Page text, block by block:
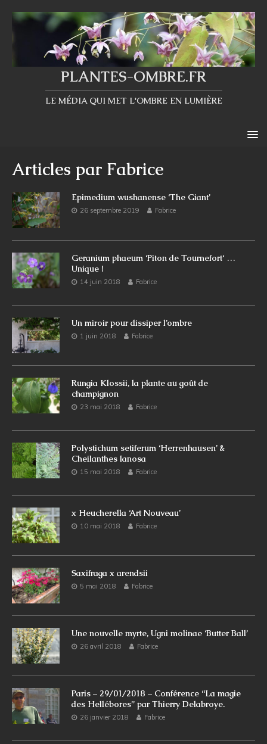
PLANTES-OMBRE.FR
LE MÉDIA QUI MET L'OMBRE EN LUMIÈRE
Articles par Fabrice
Epimedium wushanense ‘The Giant’
26 septembre 2019 Fabrice
Geranium phaeum ‘Piton de Tournefort‘ …
Unique !
14 juin 2018 Fabrice
Un miroir pour dissiper l’ombre
1 juin 2018 Fabrice
Rungia Klossii, la plante au goût de
champignon
23 mai 2018 Fabrice
Polystichum setiferum ‘Herrenhausen’ &
Cheilanthes lanosa
15 mai 2018 Fabrice
x Heucherella ‘Art Nouveau’
10 mai 2018 Fabrice
Saxifraga x arendsii
5 mai 2018 Fabrice
Une nouvelle myrte, Ugni molinae ‘Butter Ball’
26 avril 2018 Fabrice
Paris – 29/01/2018 – Conférence “La magie
des Hellébores” par Thierry Delabroye.
26 janvier 2018 Fabrice